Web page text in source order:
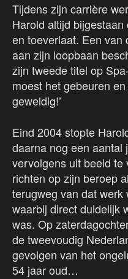
Tijdens zijn carrière
Harold altijd
en toeverlaat. Een van
aan zijn loopbaan
zijn tweede titel op
moest het gebeuren
geweldig!’
Eind 2004 stopte
daarna nog een aantal
vervolgens uit beeld
richten op zijn beroep
terugweg van dat
waarbij direct duidelijk
was. Op
de tweevoudig
gevolgen van het
54 jaar oud…